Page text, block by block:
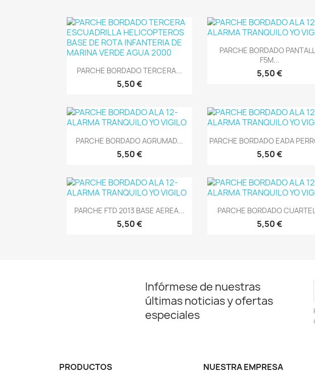
Vista rápida
PARCHE BORDADO TERCERA...
5,50 €
Vista rápida
PARCHE BORDADO
F5M...
5,50 €
Vista rápida
PARCHE BORDADO AGRUMAD...
5,50 €
Vista rápida
PARCHE BORDADO EADA
5,50 €
Vista rápida
PARCHE FTD 2013 BASE AEREA...
5,50 €
Vista rápida
PARCHE BORDADO
5,50 €
Infórmese de nuestras
últimas noticias y ofertas
especiales
PRODUCTOS NUESTRA EMPRESA